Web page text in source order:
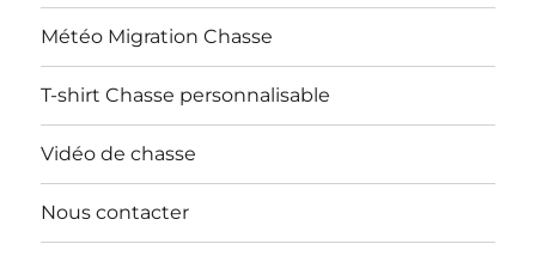
Météo Migration Chasse
T-shirt Chasse personnalisable
Vidéo de chasse
Nous contacter